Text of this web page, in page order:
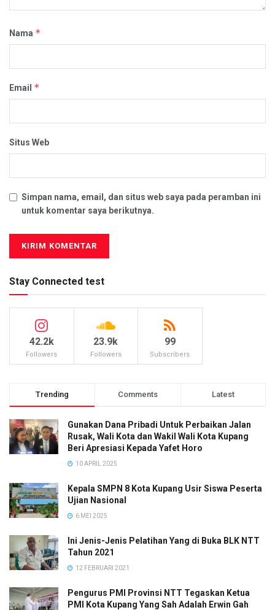
Nama *
Email *
Situs Web
Simpan nama, email, dan situs web saya pada peramban ini
untuk komentar saya berikutnya.
Stay Connected test
42.2k
Followers
23.9k
Followers
99
Subscribers
Trending Comments Latest
Gunakan Dana Pribadi Untuk Perbaikan Jalan
Rusak, Wali Kota dan Wakil Wali Kota Kupang
Beri Apresiasi Kepada Yafet Horo
10 APRIL 2025
Kepala SMPN 8 Kota Kupang Usir Siswa Peserta
Ujian Nasional
6 MEI 2025
Ini Jenis-Jenis Pelatihan Yang di Buka BLK NTT
Tahun 2021
12 FEBRUARI 2021
Pengurus PMI Provinsi NTT Tegaskan Ketua
PMI Kota Kupang Yang Sah Adalah Erwin Gah